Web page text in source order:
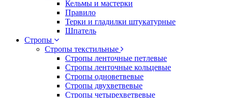
Кельмы и мастерки
Правило
Терки и гладилки штукатурные
Шпатель
Стропы
Стропы текстильные
Стропы ленточные петлевые
Стропы ленточные кольцевые
Стропы одноветвевые
Стропы двухветвевые
Стропы четырехветвевые